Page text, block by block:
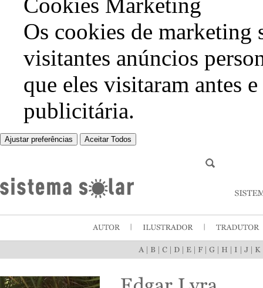
Cookies Marketing
Os cookies de marketing
visitantes anúncios
que eles visitaram antes
publicitária.
Ajustar preferências Aceitar Todos